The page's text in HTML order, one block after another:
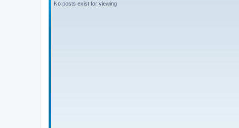
No posts exist for viewing